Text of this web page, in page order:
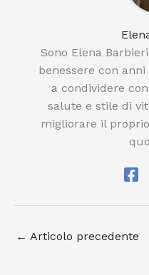
Sono Elena
benessere con
a condividere
salute e stile di
migliorare il
← Articolo precedente